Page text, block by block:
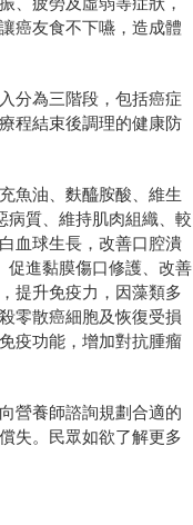
癌友食不下嚥，造成體
分為三階段，包括癌症
程結束後調理的健康防
魚油、麩醯胺酸、維生
病質、維持肌肉組織、較
血球生長，改善口腔潰
促進黏膜傷口修護、改善
提升免疫力，因藻類多
零散癌細胞及恢復受損
疫功能，增加對抗腫瘤
營養師諮詢規劃合適的
失。民眾如欲了解更多